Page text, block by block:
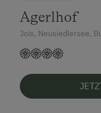
Agerlhof
Jois, Neusiedlersee,